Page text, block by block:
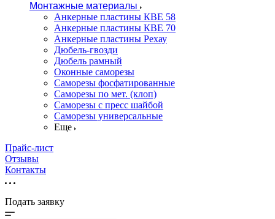
Монтажные материалы
Анкерные пластины КВЕ 58
Анкерные пластины КВЕ 70
Анкерные пластины Рехау
Дюбель-гвозди
Дюбель рамный
Оконные саморезы
Саморезы фосфатированные
Саморезы по мет. (клоп)
Саморезы с пресс шайбой
Саморезы универсальные
Еще
Прайс-лист
Отзывы
Контакты
Подать заявку